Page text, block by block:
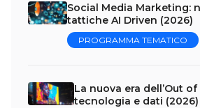
Social Media Marketing:
tattiche AI Driven (2026)
PROGRAMMA TEMATICO
La nuova era dell’Out
tecnologia e dati (2026)